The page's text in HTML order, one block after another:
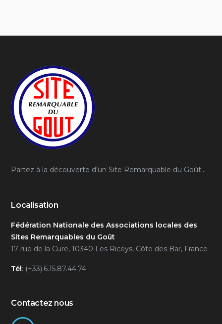
Partez à la découverte d’un Site Remarquable du Goût…
Localisation
Fédération Nationale des Associations locales des
Sites Remarquables du Goût
17 rue de la Cure, 10340 Les Riceys, Côte des Bar, France
Tél: (+33).6.15.87.44.74
Contactez nous